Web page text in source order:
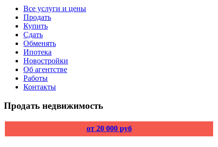
Все услуги и цены
Продать
Купить
Сдать
Обменять
Ипотека
Новостройки
Об агентстве
Работы
Контакты
Продать недвижимость
от 20 000 руб